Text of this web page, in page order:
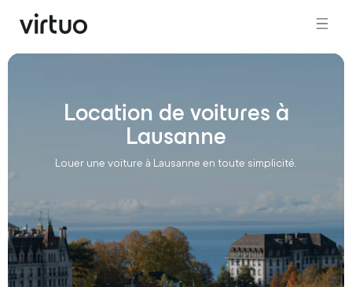
Location de voitures à
Lausanne
Louer une voiture à Lausanne en toute simplicité.